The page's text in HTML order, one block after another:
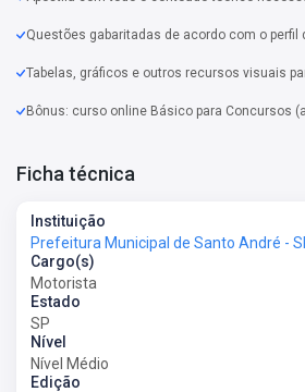
Questões gabaritadas de acordo com o perfil
Tabelas, gráficos e outros recursos visuais
Bônus: curso online Básico para Concursos
Ficha técnica
Instituição
Cargo(s)
Motorista
Estado
SP
Nível
Nível Médio
Edição